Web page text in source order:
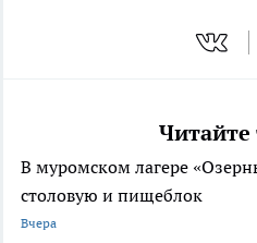
Читайте
В муромском лагере
столовую и пищеблок
Вчера